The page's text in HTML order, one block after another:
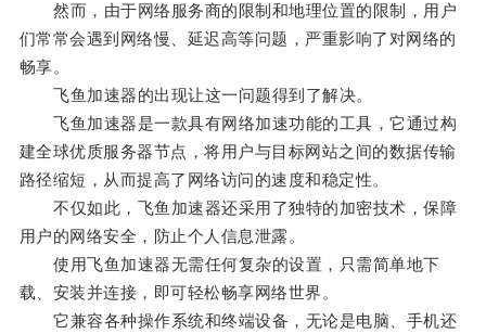
然而，由于网络服务商的限制和地理位置的限制，用户
们常常会遇到网络慢、延迟高等问题，严重影响了对网络的
畅享。
飞鱼加速器的出现让这一问题得到了解决。
飞鱼加速器是一款具有网络加速功能的工具，它通过构
建全球优质服务器节点，将用户与目标网站之间的数据传输
路径缩短，从而提高了网络访问的速度和稳定性。
不仅如此，飞鱼加速器还采用了独特的加密技术，保障
用户的网络安全，防止个人信息泄露。
使用飞鱼加速器无需任何复杂的设置，只需简单地下
载、安装并连接，即可轻松畅享网络世界。
它兼容各种操作系统和终端设备，无论是电脑、手机还